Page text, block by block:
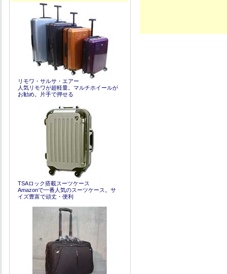
リモワ・サルサ・エアー
人気リモワが超軽量。マルチホイールが
お勧め。片手で押せる
TSAロック搭載スーツケース
Amazonで一番人気のスーツケース。サ
イズ豊富で頑丈・便利